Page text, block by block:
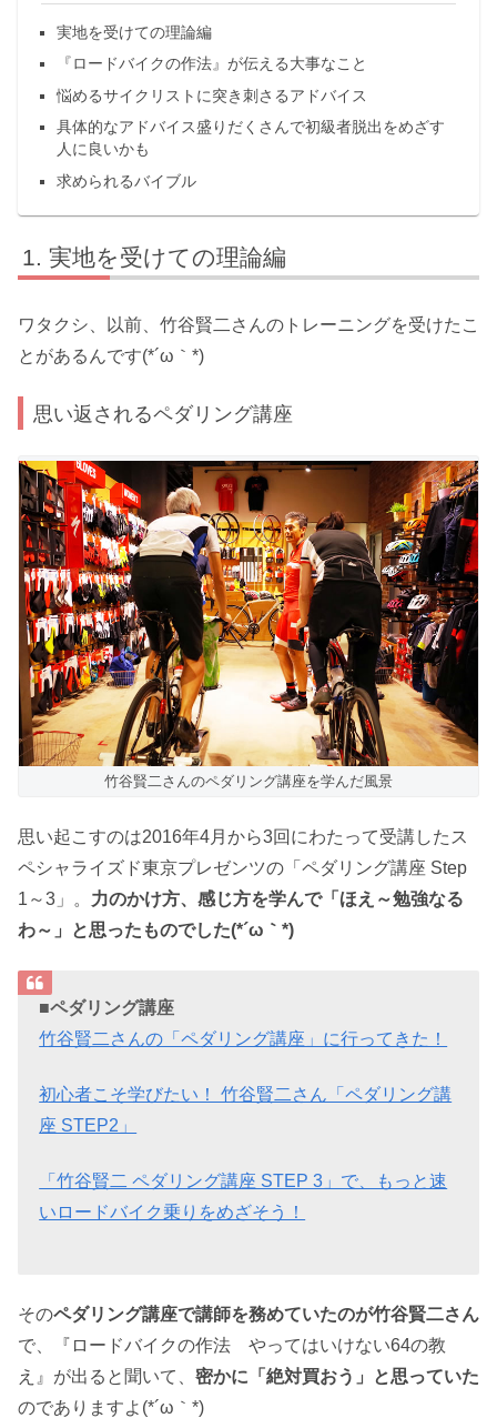
実地を受けての理論編
『ロードバイクの作法』が伝える大事なこと
悩めるサイクリストに突き刺さるアドバイス
具体的なアドバイス盛りだくさんで初級者脱出をめざす
人に良いかも
求められるバイブル
実地を受けての理論編
ワタクシ、以前、竹谷賢二さんのトレーニングを受けたこ
とがあるんです(*´ω｀*)
思い返されるペダリング講座
竹谷賢二さんのペダリング講座を学んだ風景
思い起こすのは2016年4月から3回にわたって受講したス
ペシャライズド東京プレゼンツの「ペダリング講座 Step
1～3」。 力のかけ方、感じ方を学んで「ほえ～勉強なる
わ～」と思ったものでした(*´ω｀*)
■ペダリング講座
竹谷賢二さんの「ペダリング講座」に行ってきた！
初心者こそ学びたい！ 竹谷賢二さん「ペダリング講
座 STEP2」
「竹谷賢二 ペダリング講座 STEP 3」で、もっと速
いロードバイク乗りをめざそう！
そのペダリング講座で講師を務めていたのが竹谷賢二さん
で、『ロードバイクの作法 やってはいけない64の教
え』が出ると聞いて、 密かに「絶対買おう」と思っていた
のでありますよ(*´ω｀*)